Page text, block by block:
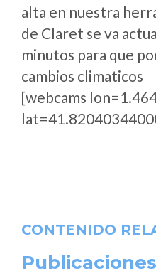
alta en nuestra
de Claret se va
minutos para que
cambios climaticos
[webcams
CONTENIDO